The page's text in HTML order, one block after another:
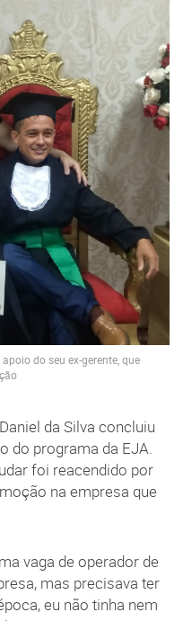
do seu ex-gerente, que
da Silva concluiu
do programa da EJA.
foi reacendido por
na empresa que
vaga de operador de
mas precisava ter
eu não tinha nem